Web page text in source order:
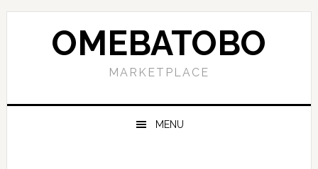
Skip
Skip
Skip
OMEBATOBO
MARKETPLACE
MENU